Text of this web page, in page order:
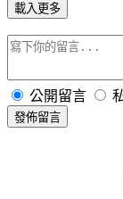
載入更多
公開留言
發佈留言